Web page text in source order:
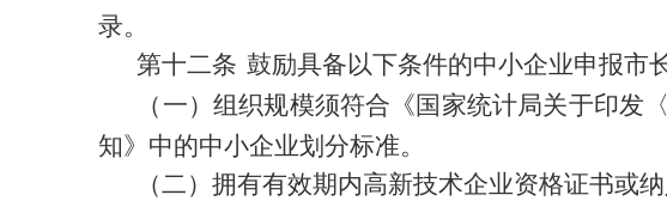
录。
第十二条 鼓励具备以下条件的中小企业申报市
（一）组织规模须符合《国家统计局关于印发
知》中的中小企业划分标准。
（二）拥有有效期内高新技术企业资格证书或